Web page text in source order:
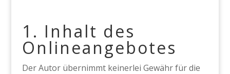
1. Inhalt des
Onlineangebotes
Der Autor übernimmt keinerlei Gewähr für die